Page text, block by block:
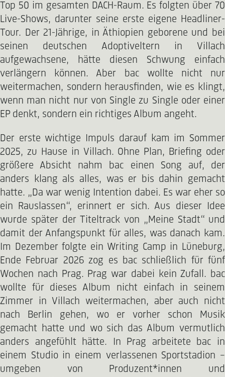
Top 50 im gesamten DACH-Raum. Es folgten über 70
Live-Shows, darunter seine erste eigene Headliner-
Tour. Der 21-Jährige, in Äthiopien geborene und bei
seinen deutschen Adoptiveltern in Villach
aufgewachsene, hätte diesen Schwung einfach
verlängern können. Aber bac wollte nicht nur
weitermachen, sondern herausfinden, wie es klingt,
wenn man nicht nur von Single zu Single oder einer
EP denkt, sondern ein richtiges Album angeht.
Der erste wichtige Impuls darauf kam im Sommer
2025, zu Hause in Villach. Ohne Plan, Briefing oder
größere Absicht nahm bac einen Song auf, der
anders klang als alles, was er bis dahin gemacht
hatte. „Da war wenig Intention dabei. Es war eher so
ein Rauslassen“, erinnert er sich. Aus dieser Idee
wurde später der Titeltrack von „Meine Stadt“ und
damit der Anfangspunkt für alles, was danach kam.
Im Dezember folgte ein Writing Camp in Lüneburg,
Ende Februar 2026 zog es bac schließlich für fünf
Wochen nach Prag. Prag war dabei kein Zufall. bac
wollte für dieses Album nicht einfach in seinem
Zimmer in Villach weitermachen, aber auch nicht
nach Berlin gehen, wo er vorher schon Musik
gemacht hatte und wo sich das Album vermutlich
anders angefühlt hätte. In Prag arbeitete bac in
einem Studio in einem verlassenen Sportstadion –
umgeben von Produzent*innen und